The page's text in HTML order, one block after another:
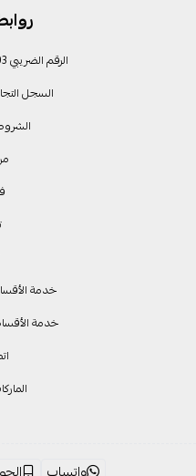
الرقم الضريبي 301297871200003
السجل التجاري
خدمة الأقساط
خدمة الأقساط
واتساب